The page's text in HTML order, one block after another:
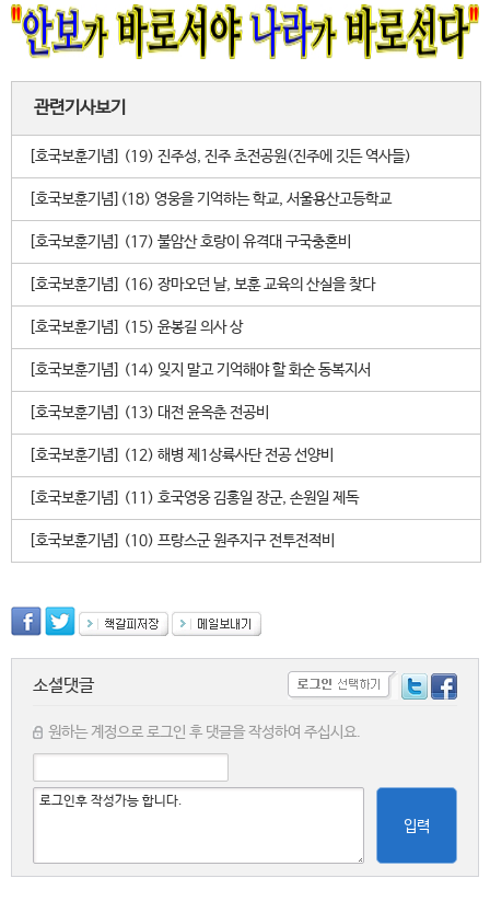
관련기사보기
[호국보훈기념] (19) 진주성, 진주 초전공원(진주에 깃든 역사들)
[호국보훈기념](18) 영웅을 기억하는 학교, 서울용산고등학교
[호국보훈기념] (17) 불암산 호랑이 유격대 구국충혼비
[호국보훈기념] (16) 장마오던 날, 보훈 교육의 산실을 찾다
[호국보훈기념] (15) 윤봉길 의사 상
[호국보훈기념] (14) 잊지 말고 기억해야 할 화순 동복지서
[호국보훈기념] (13) 대전 윤옥춘 전공비
[호국보훈기념] (12) 해병 제1상륙사단 전공 선양비
[호국보훈기념] (11) 호국영웅 김홍일 장군, 손원일 제독
[호국보훈기념] (10) 프랑스군 원주지구 전투전적비
소셜댓글
원하는 계정으로 로그인 후 댓글을 작성하여 주십시요.
입력